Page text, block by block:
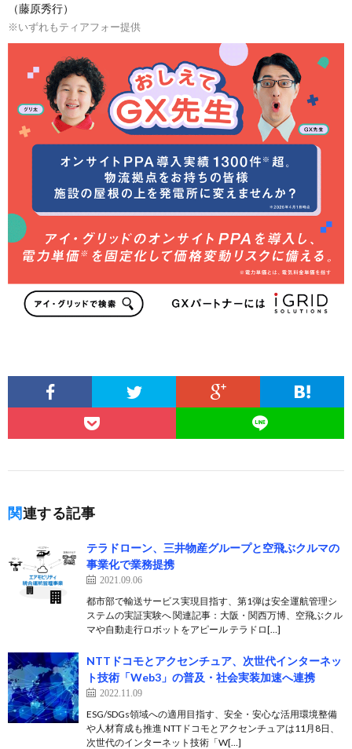
（藤原秀行）
※いずれもティアフォー提供
関連する記事
テラドローン、三井物産グループと空飛ぶクルマの
事業化で業務提携
2021.09.06
都市部で輸送サービス実現目指す、第1弾は安全運航管理シ
ステムの実証実験へ 関連記事：大阪・関西万博、空飛ぶクル
マや自動走行ロボットをアピール テラドロ[…]
NTTドコモとアクセンチュア、次世代インターネッ
ト技術「Web3」の普及・社会実装加速へ連携
2022.11.09
ESG/SDGs領域への適用目指す、安全・安心な活用環境整備
や人材育成も推進 NTTドコモとアクセンチュアは11月8日、
次世代のインターネット技術「W[…]